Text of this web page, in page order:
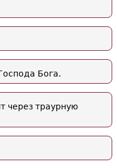
Бога.
через траурную